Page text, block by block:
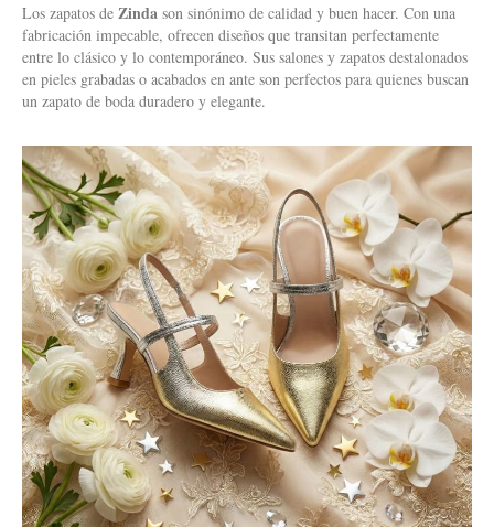
Los zapatos de Zinda son sinónimo de calidad y buen hacer. Con una
fabricación impecable, ofrecen diseños que transitan perfectamente
entre lo clásico y lo contemporáneo. Sus salones y zapatos destalonados
en pieles grabadas o acabados en ante son perfectos para quienes buscan
un zapato de boda duradero y elegante.